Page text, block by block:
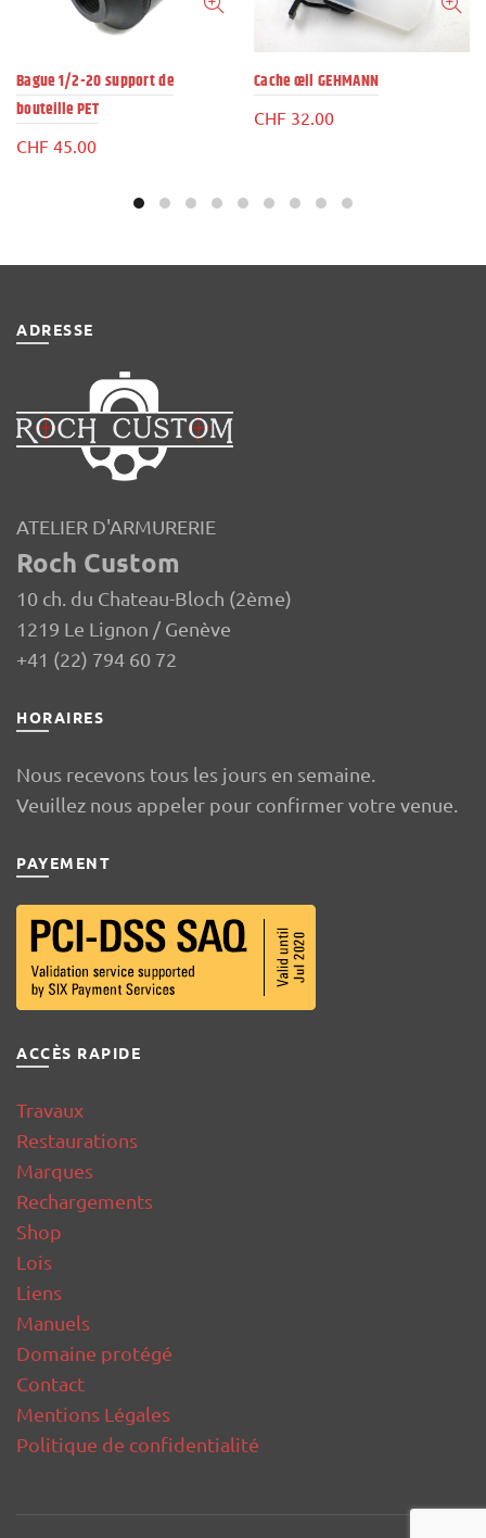
Bague 1/2-20 support de
bouteille PET
CHF 45.00
Cache œil GEHMANN
CHF 32.00
ADRESSE
ATELIER D'ARMURERIE
Roch Custom
10 ch. du Chateau-Bloch (2ème)
1219 Le Lignon / Genève
+41 (22) 794 60 72
HORAIRES
Nous recevons tous les jours en semaine.
Veuillez nous appeler pour confirmer votre venue.
PAYEMENT
ACCÈS RAPIDE
Travaux
Restaurations
Marques
Rechargements
Shop
Lois
Liens
Manuels
Domaine protégé
Contact
Mentions Légales
Politique de confidentialité